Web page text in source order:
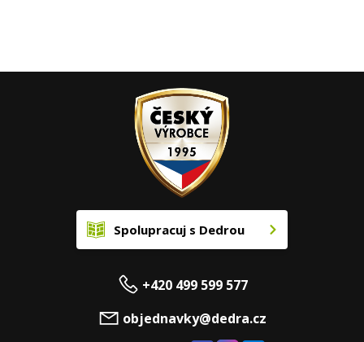
Spolupracuj s Dedrou
+420 499 599 577
objednavky@dedra.cz